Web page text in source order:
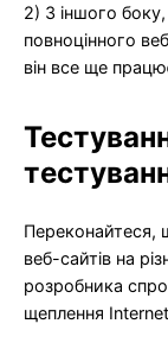
2) З іншого
повноцінного
він все ще
Переконайтеся,
веб-сайтів на
розробника
щеплення